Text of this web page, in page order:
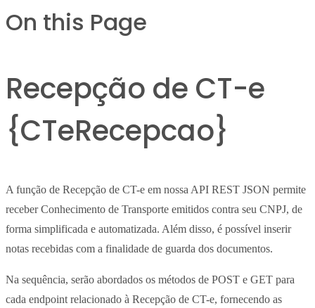
On this Page
Recepção de CT-e
{CTeRecepcao}
A função de Recepção de CT-e em nossa API REST JSON permite
receber Conhecimento de Transporte emitidos contra seu CNPJ, de
forma simplificada e automatizada. Além disso, é possível inserir
notas recebidas com a finalidade de guarda dos documentos.
Na sequência, serão abordados os métodos de POST e GET para
cada endpoint relacionado à Recepção de CT-e, fornecendo as